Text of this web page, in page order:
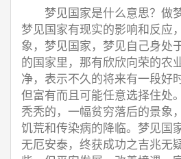
梦见国家是什么意思？做
梦见国家有现实的影响和反应
象，梦见国家，梦见自己身处
的国家里，那有欣欣向荣的农
净，表示不久的将来有一段好
但富有而且可能任意选择住处
秃秃的，一幅贫穷落后的景象
饥荒和传染病的降临。梦见国
无厄安泰，终获成功之吉兆无